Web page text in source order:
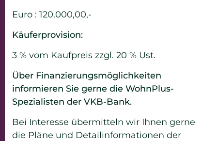
Euro : 120.000,00,-
Käuferprovision:
3 % vom Kaufpreis zzgl. 20 % Ust.
Über Finanzierungsmöglichkeiten
informieren Sie gerne die WohnPlus-
Spezialisten der VKB-Bank.
Bei Interesse übermitteln wir Ihnen gerne
die Pläne und Detailinformationen der